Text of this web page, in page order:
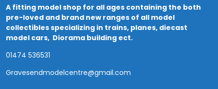
A fitting model shop for all ages containing the both
pre-loved and brand new ranges of all model
collectibles specializing in trains, planes, diecast
model cars, Diorama building ect.
01474 536531
Gravesendmodelcentre@gmail.com